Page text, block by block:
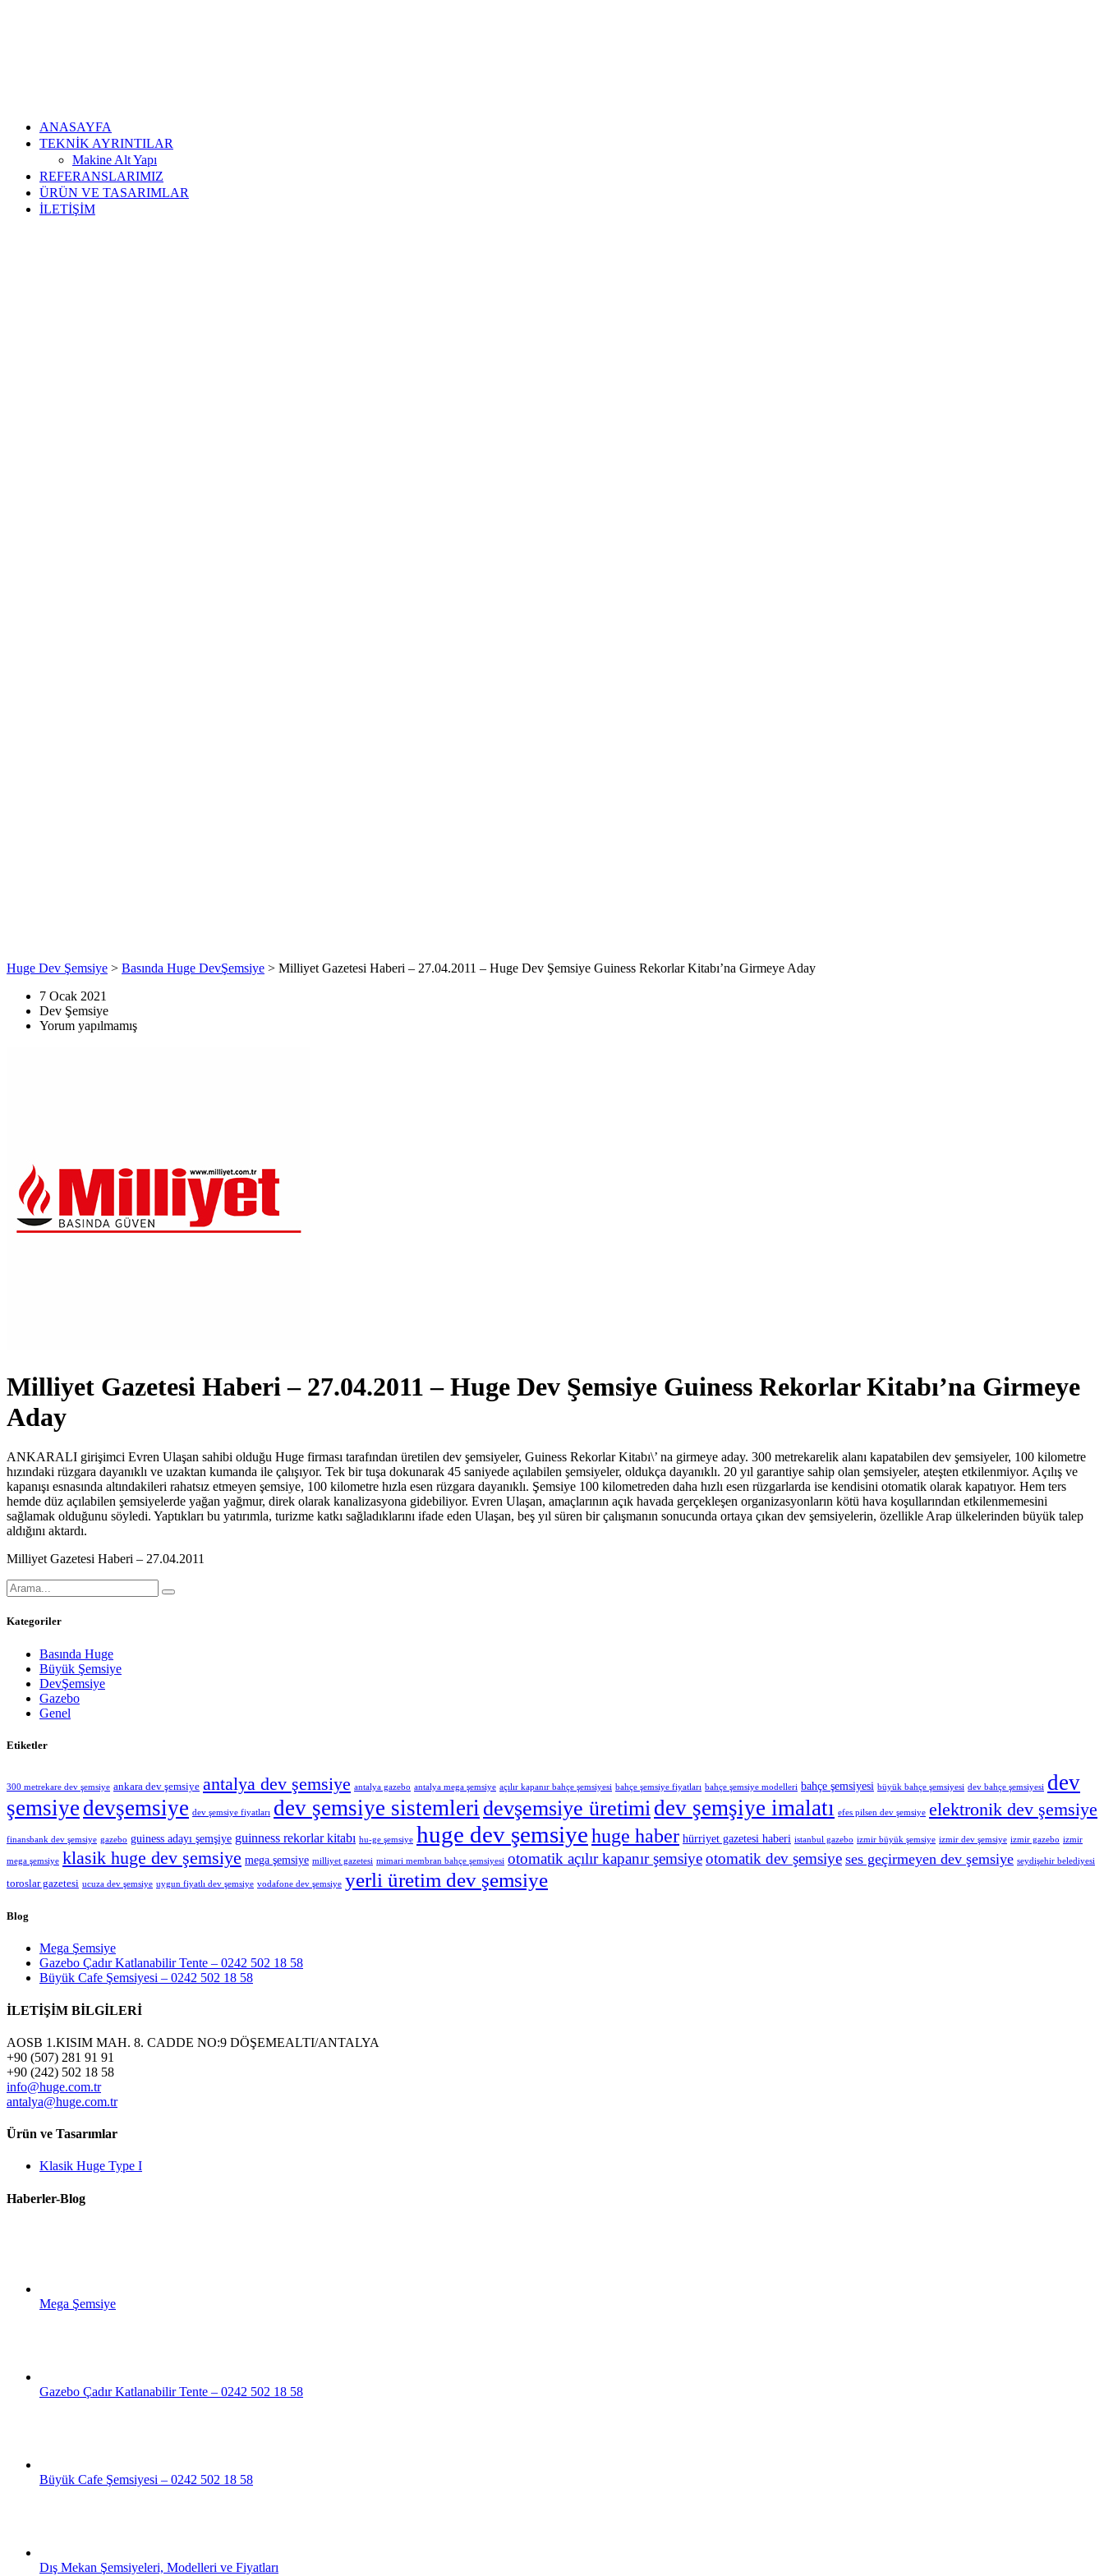
ANASAYFA
TEKNİK AYRINTILAR
Makine Alt Yapı
REFERANSLARIMIZ
ÜRÜN VE TASARIMLAR
İLETİŞİM
Huge Dev Şemsiye > Basında Huge DevŞemsiye > Milliyet Gazetesi Haberi – 27.04.2011 – Huge Dev Şemsiye Guiness Rekorlar Kitabı’na Girmeye Aday
7 Ocak 2021
Dev Şemsiye
Yorum yapılmamış
Milliyet Gazetesi Haberi – 27.04.2011 – Huge Dev Şemsiye Guiness Rekorlar Kitabı’na Girmeye
Aday
ANKARALI girişimci Evren Ulaşan sahibi olduğu Huge firması tarafından üretilen dev şemsiyeler, Guiness Rekorlar Kitabı\’ na girmeye aday. 300 metrekarelik alanı kapatabilen dev şemsiyeler, 100 kilometre
hızındaki rüzgara dayanıklı ve uzaktan kumanda ile çalışıyor. Tek bir tuşa dokunarak 45 saniyede açılabilen şemsiyeler, oldukça dayanıklı. 20 yıl garantiye sahip olan şemsiyeler, ateşten etkilenmiyor. Açılış ve
kapanışı esnasında altındakileri rahatsız etmeyen şemsiye, 100 kilometre hızla esen rüzgara dayanıklı. Şemsiye 100 kilometreden daha hızlı esen rüzgarlarda ise kendisini otomatik olarak kapatıyor. Hem ters
hemde düz açılabilen şemsiyelerde yağan yağmur, direk olarak kanalizasyona gidebiliyor. Evren Ulaşan, amaçlarının açık havada gerçekleşen organizasyonların kötü hava koşullarından etkilenmemesini
sağlamak olduğunu söyledi. Yaptıkları bu yatırımla, turizme katkı sağladıklarını ifade eden Ulaşan, beş yıl süren bir çalışmanın sonucunda ortaya çıkan dev şemsiyelerin, özellikle Arap ülkelerinden büyük talep
aldığını aktardı.
Milliyet Gazetesi Haberi – 27.04.2011
Kategoriler
Basında Huge
Büyük Şemsiye
DevŞemsiye
Gazebo
Genel
Etiketler
300 metrekare dev şemsiye ankara dev şemsiye antalya dev şemsiye antalya gazebo antalya mega şemsiye açılır kapanır bahçe şemsiyesi bahçe şemsiye fiyatları bahçe şemsiye modelleri bahçe şemsiyesi büyük bahçe şemsiyesi dev bahçe şemsiyesi dev
şemsiye devşemsiye dev şemsiye fiyatları dev şemsiye sistemleri devşemsiye üretimidev şemşiye imalatı efes pilsen dev şemsiye elektronik dev şemsiye
finansbank dev şemsiye gazebo guiness adayı şemşiye guinness rekorlar kitabı hu-ge şemsiye huge dev şemsiyehuge haber hürriyet gazetesi haberi istanbul gazebo izmir büyük şemsiye izmir dev şemsiye izmir gazebo izmir
mega şemsiye klasik huge dev şemsiye mega şemsiye milliyet gazetesi mimari membran bahçe şemsiyesi otomatik açılır kapanır şemsiyeotomatik dev şemsiye ses geçirmeyen dev şemsiye seydişehir belediyesi
toroslar gazetesi ucuza dev şemsiye uygun fiyatlı dev şemsiye vodafone dev şemsiye yerli üretim dev şemsiye
Blog
Mega Şemsiye
Gazebo Çadır Katlanabilir Tente – 0242 502 18 58
Büyük Cafe Şemsiyesi – 0242 502 18 58
İLETİŞİM BİLGİLERİ
AOSB 1.KISIM MAH. 8. CADDE NO:9 DÖŞEMEALTI/ANTALYA
+90 (507) 281 91 91
+90 (242) 502 18 58
info@huge.com.tr
antalya@huge.com.tr
Ürün ve Tasarımlar
Klasik Huge Type I
Haberler-Blog
Mega Şemsiye
Gazebo Çadır Katlanabilir Tente – 0242 502 18 58
Büyük Cafe Şemsiyesi – 0242 502 18 58
Dış Mekan Şemsiyeleri, Modelleri ve Fiyatları